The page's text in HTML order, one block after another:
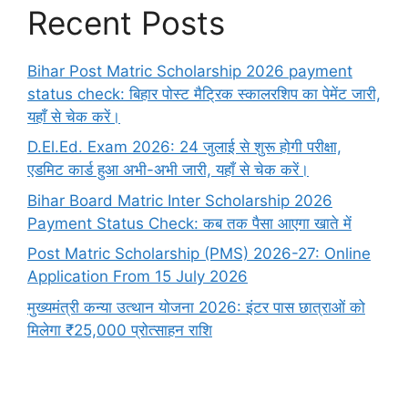
Recent Posts
Bihar Post Matric Scholarship 2026 payment
status check: बिहार पोस्ट मैट्रिक स्कालरशिप का पेमेंट जारी,
यहाँ से चेक करें।
D.El.Ed. Exam 2026: 24 जुलाई से शुरू होगी परीक्षा,
एडमिट कार्ड हुआ अभी-अभी जारी, यहाँ से चेक करें।
Bihar Board Matric Inter Scholarship 2026
Payment Status Check: कब तक पैसा आएगा खाते में
Post Matric Scholarship (PMS) 2026-27: Online
Application From 15 July 2026
मुख्यमंत्री कन्या उत्थान योजना 2026: इंटर पास छात्राओं को
मिलेगा ₹25,000 प्रोत्साहन राशि